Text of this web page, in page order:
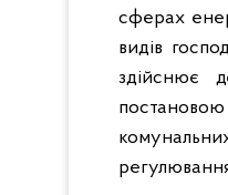
сферах
видів
здійснює